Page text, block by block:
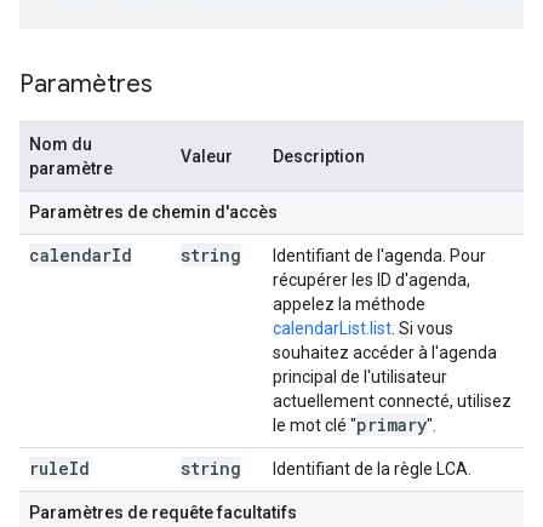
Paramètres
Nom du
paramètre
Valeur Description
Paramètres de chemin d'accès
calendarId string
Identifiant de l'agenda. Pour
récupérer les ID d'agenda,
appelez la méthode
calendarList.list . Si vous
souhaitez accéder à l'agenda
principal de l'utilisateur
actuellement connecté, utilisez
le mot clé "primary".
ruleId string Identifiant de la règle LCA.
Paramètres de requête facultatifs